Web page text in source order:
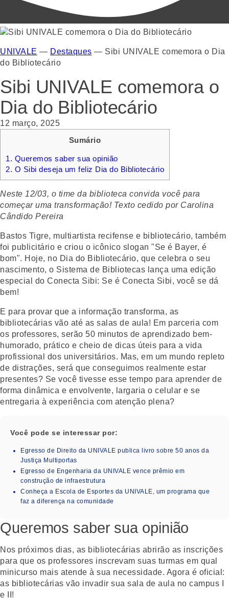
UNIVALE — Destaques — Sibi UNIVALE comemora o Dia
do Bibliotecário
Sibi UNIVALE comemora o
Dia do Bibliotecário
12 março, 2025
Sumário
1. Queremos saber sua opinião
2. O Sibi deseja um feliz Dia do Bibliotecário
Neste 12/03, o time da biblioteca convida você para
começar uma transformação! Texto cedido por Carolina
Cândido Pereira
Bastos Tigre, multiartista recifense e bibliotecário, também
foi publicitário e criou o icônico slogan "Se é Bayer, é
bom". Hoje, no Dia do Bibliotecário, que celebra o seu
nascimento, o Sistema de Bibliotecas lança uma edição
especial do Conecta Sibi: Se é Conecta Sibi, você se dá
bem!
E para provar que a informação transforma, as
bibliotecárias vão até as salas de aula! Em parceria com
os professores, serão 50 minutos de aprendizado bem-
humorado, prático e cheio de dicas úteis para a vida
profissional dos universitários. Mas, em um mundo repleto
de distrações, será que conseguimos realmente estar
presentes? Se você tivesse esse tempo para aprender de
forma dinâmica e envolvente, largaria o celular e se
entregaria à experiência com atenção plena?
Você pode se interessar por:
Egresso de Direito da UNIVALE publica livro sobre 50 anos da
Justiça Multiportas
Egresso de Engenharia da UNIVALE vence prêmio em
construção de infraestrutura
Conheça a Escola de Esportes da UNIVALE, um programa que
faz a diferença na comunidade
Queremos saber sua opinião
Nos próximos dias, as bibliotecárias abrirão as inscrições
para que os professores inscrevam suas turmas em qual
minicurso mais atende à sua necessidade. Agora é oficial:
as bibliotecárias vão invadir sua sala de aula no campus I
e II!